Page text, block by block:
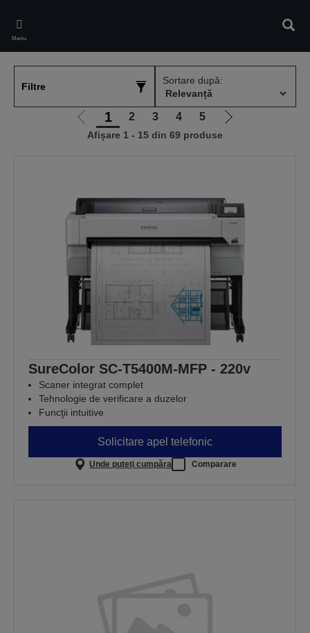
main
content
Meniu
Filtre
Sortare după:
Mergi
la
1 2 3 4 5
Mergi
Afișare 1 - 15 din 69 produse
SureColor SC-T5400M-MFP - 220v
Scaner integrat complet
Tehnologie de verificare a duzelor
Funcţii intuitive
Solicitare apel telefonic
Unde puteți cumpăra Comparare